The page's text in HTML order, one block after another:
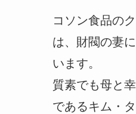
コソン食品の
は、財閥の妻
います。
質素でも母と
であるキム・